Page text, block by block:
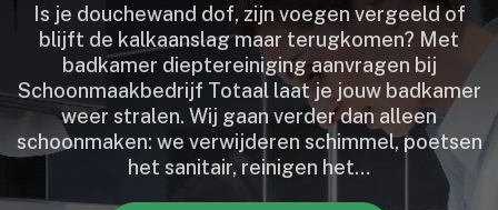
Is je douchewand dof, zijn voegen vergeeld of
blijft de kalkaanslag maar terugkomen? Met
badkamer dieptereiniging aanvragen bij
Schoonmaakbedrijf Totaal laat je jouw badkamer
weer stralen.​ Wij gaan verder dan alleen
schoonmaken: we verwijderen schimmel, poetsen
het sanitair, reinigen het…